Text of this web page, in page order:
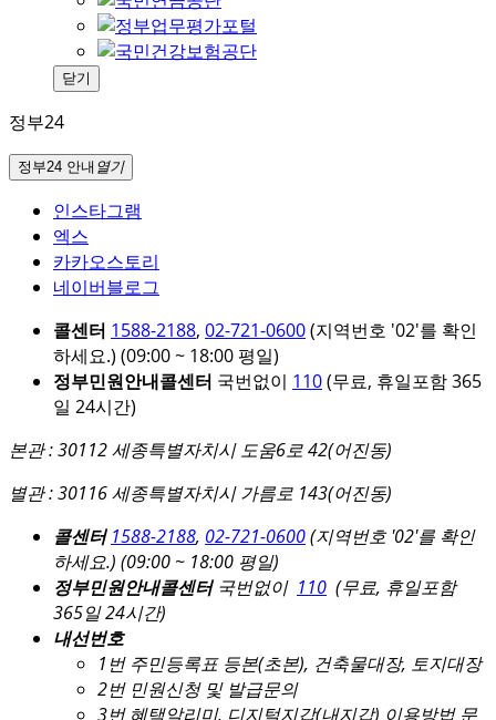
닫기
정부24
정부24 안내 열기
인스타그램
엑스
카카오스토리
네이버블로그
콜센터 1588-2188, 02-721-0600(지역번호 '02'를 확인
하세요.) (09:00 ~ 18:00 평일)
정부민원안내콜센터 국번없이 110(무료, 휴일포함 365
일 24시간)
본관 : 30112 세종특별자치시 도움6로 42(어진동)
별관 : 30116 세종특별자치시 가름로 143(어진동)
콜센터 1588-2188, 02-721-0600(지역번호 '02'를 확인
하세요.) (09:00 ~ 18:00 평일)
정부민원안내콜센터국번없이 110 (무료, 휴일포함
365일 24시간)
내선번호
1번 주민등록표 등본(초본), 건축물대장, 토지대장
2번 민원신청 및 발급문의
3번 혜택알리미, 디지털지갑(내지갑) 이용방법 문